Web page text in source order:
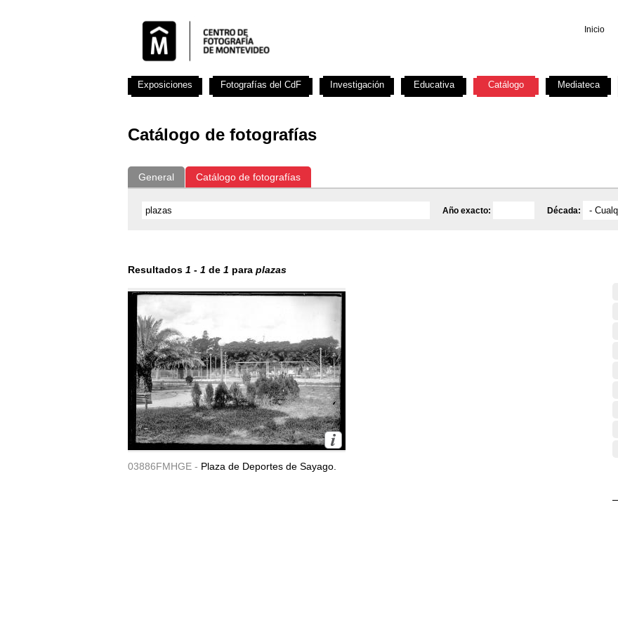
Inicio
Catálogo de fotografías
General Catálogo de fotografías
Año exacto: Década:
Resultados 1 - 1 de 1 para plazas
03886FMHGE - Plaza de Deportes de Sayago.
Exposiciones Fotografías del CdF Investigación Educativa Catálogo Mediateca